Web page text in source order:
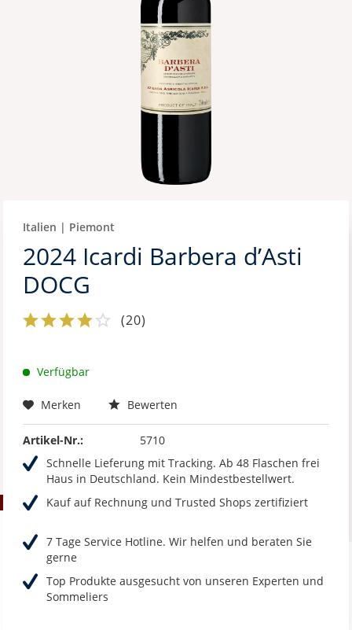
Italien | Piemont
2024 Icardi Barbera d’Asti
DOCG
(20)
Verfügbar
Merken Bewerten
Artikel-Nr.:
5710
Schnelle Lieferung mit Tracking. Ab 48 Flaschen frei
Haus in Deutschland. Kein Mindestbestellwert.
Kauf auf Rechnung und Trusted Shops zertifiziert
7 Tage Service Hotline. Wir helfen und beraten Sie
gerne
Top Produkte ausgesucht von unseren Experten und
Sommeliers